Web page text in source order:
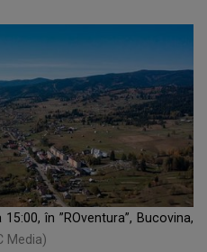
în ”ROventura”, Bucovina,
Media)